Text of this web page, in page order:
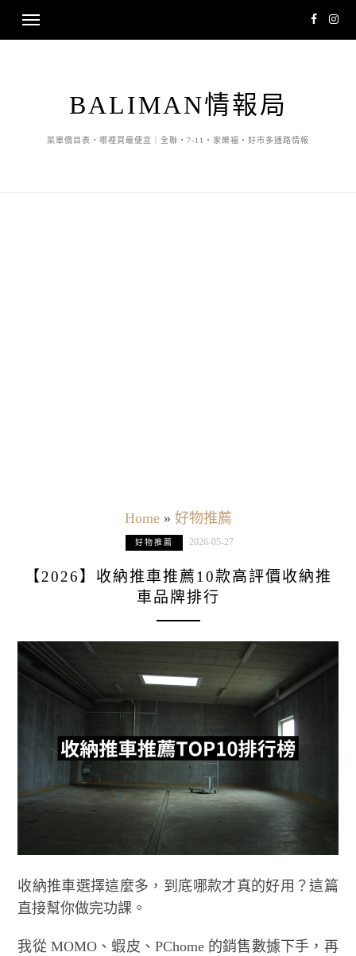
BALIMAN情報局
菜單價目表・哪裡買最便宜｜全聯・7-11・家樂福・好市多通路情報
Home» 好物推薦
好物推薦 2026-05-27
【2026】收納推車推薦10款高評價收納推
車品牌排行
收納推車選擇這麼多，到底哪款才真的好用？這篇
直接幫你做完功課。
我從 MOMO、蝦皮、PChome 的銷售數據下手，再